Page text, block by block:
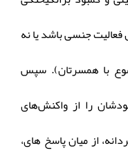
جنسی باشد یا نه
با همسرتان). سپس
را از واکنش‌های
از میان پاسخ های،